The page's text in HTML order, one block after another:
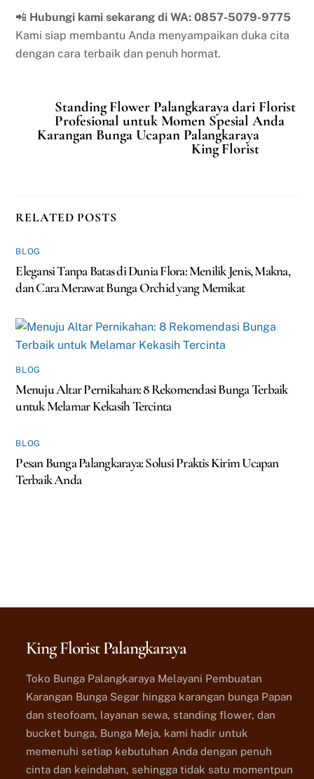
📲 Hubungi kami sekarang di WA: 0857-5079-9775
Kami siap membantu Anda menyampaikan duka cita
dengan cara terbaik dan penuh hormat.
Standing Flower Palangkaraya dari Florist
Profesional untuk Momen Spesial Anda
Karangan Bunga Ucapan Palangkaraya
King Florist
RELATED POSTS
BLOG
Elegansi Tanpa Batas di Dunia Flora: Menilik Jenis, Makna,
dan Cara Merawat Bunga Orchid yang Memikat
BLOG
Menuju Altar Pernikahan: 8 Rekomendasi Bunga Terbaik
untuk Melamar Kekasih Tercinta
BLOG
Pesan Bunga Palangkaraya: Solusi Praktis Kirim Ucapan
Terbaik Anda
King Florist Palangkaraya
Toko Bunga Palangkaraya Melayani Pembuatan
Karangan Bunga Segar hingga karangan bunga Papan
dan steofoam, layanan sewa, standing flower, dan
bucket bunga, Bunga Meja, kami hadir untuk
memenuhi setiap kebutuhan Anda dengan penuh
cinta dan keindahan, sehingga tidak satu momentpun